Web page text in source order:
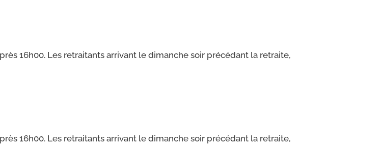
16h00. Les retrai­tants arri­vant le dimanche soir pré­cé­dant la retraite,
16h00. Les retrai­tants arri­vant le dimanche soir pré­cé­dant la retraite,